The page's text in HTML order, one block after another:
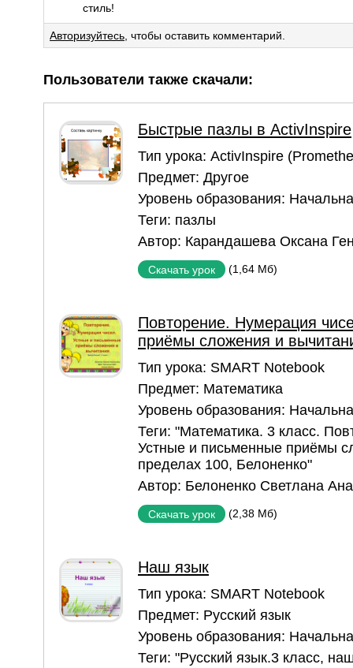
стиль!
Авторизуйтесь , чтобы оставить комментарий.
Пользователи также скачали:
Быстрые пазлы в ActivInspire
Тип урока: ActivInspire
Предмет: Другое
Уровень образования:
Теги: пазлы
Автор: Карандашева Оксана
Скачать урок (1,64 Мб)
Повторение. Нумерация
приёмы сложения и
Тип урока: SMART Notebook
Предмет: Математика
Уровень образования:
Теги: "Математика. 3 класс.
Устные и письменные приёмы
пределах 100, Белоненко"
Автор: Белоненко Светлана
Скачать урок (2,38 Мб)
Наш язык
Тип урока: SMART Notebook
Предмет: Русский язык
Уровень образования:
Теги: "Русский язык.3 класс,